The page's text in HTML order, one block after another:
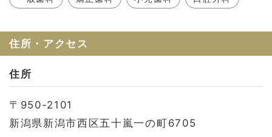
住所・アクセス
住所
〒950-2101
新潟県新潟市西区五十嵐一の町6705